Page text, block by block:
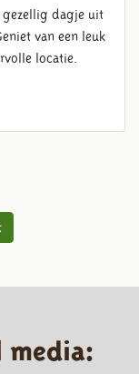
gezellig dagje uit
van een leuk
locatie.
media: